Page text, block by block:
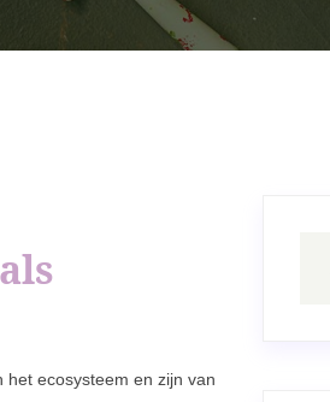
ecosysteem en zijn van